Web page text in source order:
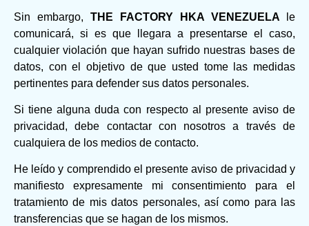
Sin embargo, THE FACTORY HKA VENEZUELA
le
comunicará, si es que llegara a presentarse el caso,
cualquier violación que hayan sufrido nuestras bases de
datos, con el objetivo de que usted tome las medidas
pertinentes para defender sus datos personales.
Si tiene alguna duda con respecto al presente aviso de
privacidad, debe contactar con nosotros a través de
cualquiera de los medios de contacto.
He leído y comprendido el presente aviso de privacidad y
manifiesto expresamente mi consentimiento para el
tratamiento de mis datos personales, así como para las
transferencias que se hagan de los mismos.